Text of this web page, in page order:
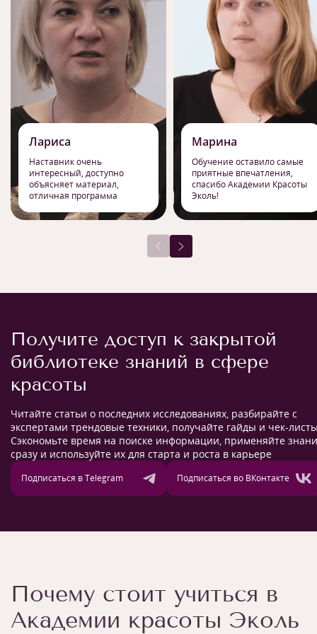
Лариса
Наставник очень
интересный, доступно
объясняет материал,
отличная программа
Марина
Обучение оставило самые
приятные впечатления,
спасибо Академии Красоты
Эколь!
Получите доступ к закрытой
библиотеке знаний в сфере
красоты
Читайте статьи о последних исследованиях, разбирайте с
экспертами трендовые техники, получайте гайды и чек-
Сэкономьте время на поиске информации, применяйте
сразу и используйте их для старта и роста в карьере
Подписаться в Telegram Подписаться во ВКонтакте
Почему стоит учиться в
Академии красоты Эколь